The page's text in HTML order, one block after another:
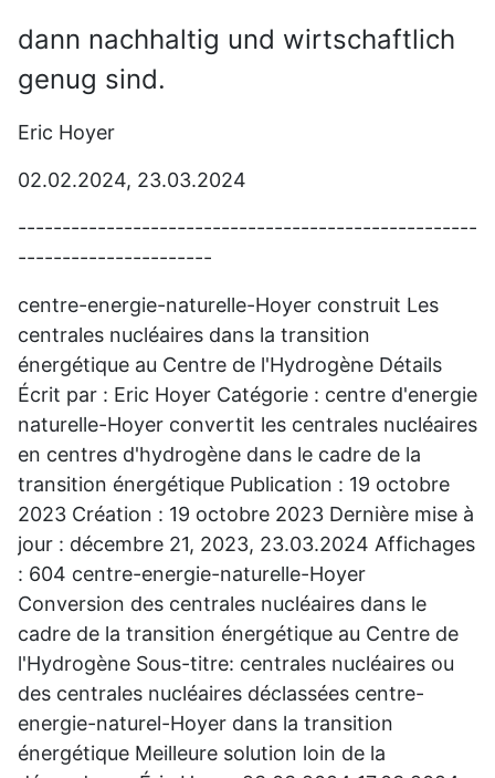
dann nachhaltig und wirtschaftlich
genug sind.
Eric Hoyer
02.02.2024, 23.03.2024
----------------------------------------------------
----------------------
centre-energie-naturelle-Hoyer construit Les
centrales nucléaires dans la transition
énergétique au Centre de l'Hydrogène Détails
Écrit par : Eric Hoyer Catégorie : centre d'energie
naturelle-Hoyer convertit les centrales nucléaires
en centres d'hydrogène dans le cadre de la
transition énergétique Publication : 19 octobre
2023 Création : 19 octobre 2023 Dernière mise à
jour : décembre 21, 2023, 23.03.2024 Affichages
: 604 centre-energie-naturelle-Hoyer
Conversion des centrales nucléaires dans le
cadre de la transition énergétique au Centre de
l'Hydrogène Sous-titre: centrales nucléaires ou
des centrales nucléaires déclassées centre-
energie-naturel-Hoyer dans la transition
énergétique Meilleure solution loin de la